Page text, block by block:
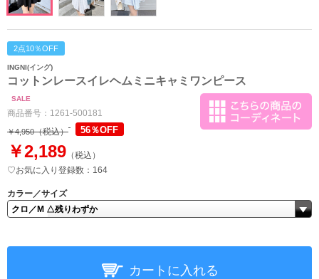
2点10％OFF
INGNI(イング)
コットンレースイレヘムミニキャミワンピース
SALE
商品番号： 1261-500181
￥4,950（税込） 56％OFF
￥2,189 （税込）
♡お気に入り登録数：164
カラー／サイズ
カートに入れる